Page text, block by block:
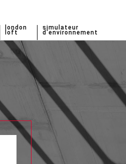
london
loft
simulateur
d'environnement